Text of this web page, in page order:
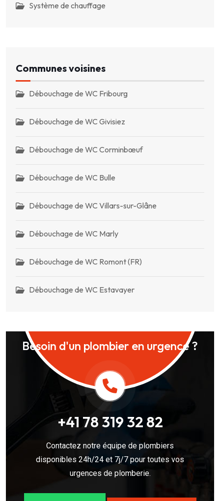
Système de chauffage
Communes voisines
Débouchage de WC Fribourg
Débouchage de WC Givisiez
Débouchage de WC Corminbœuf
Débouchage de WC Bulle
Débouchage de WC Villars-sur-Glâne
Débouchage de WC Marly
Débouchage de WC Romont (FR)
Débouchage de WC Estavayer
Besoin d'un plombier en urgence ?
+41 78 319 32 82
Contactez notre équipe de plombiers
disponibles 24h/24 et 7j/7 pour toutes vos
urgences de plomberie.